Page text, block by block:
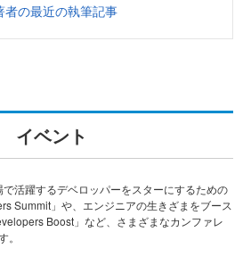
者の最近の執筆記事
イベント
活躍するデベロッパーをスターにするための
Summit」や、エンジニアの生きざまをブース
Boost」など、さまざまなカンファレ